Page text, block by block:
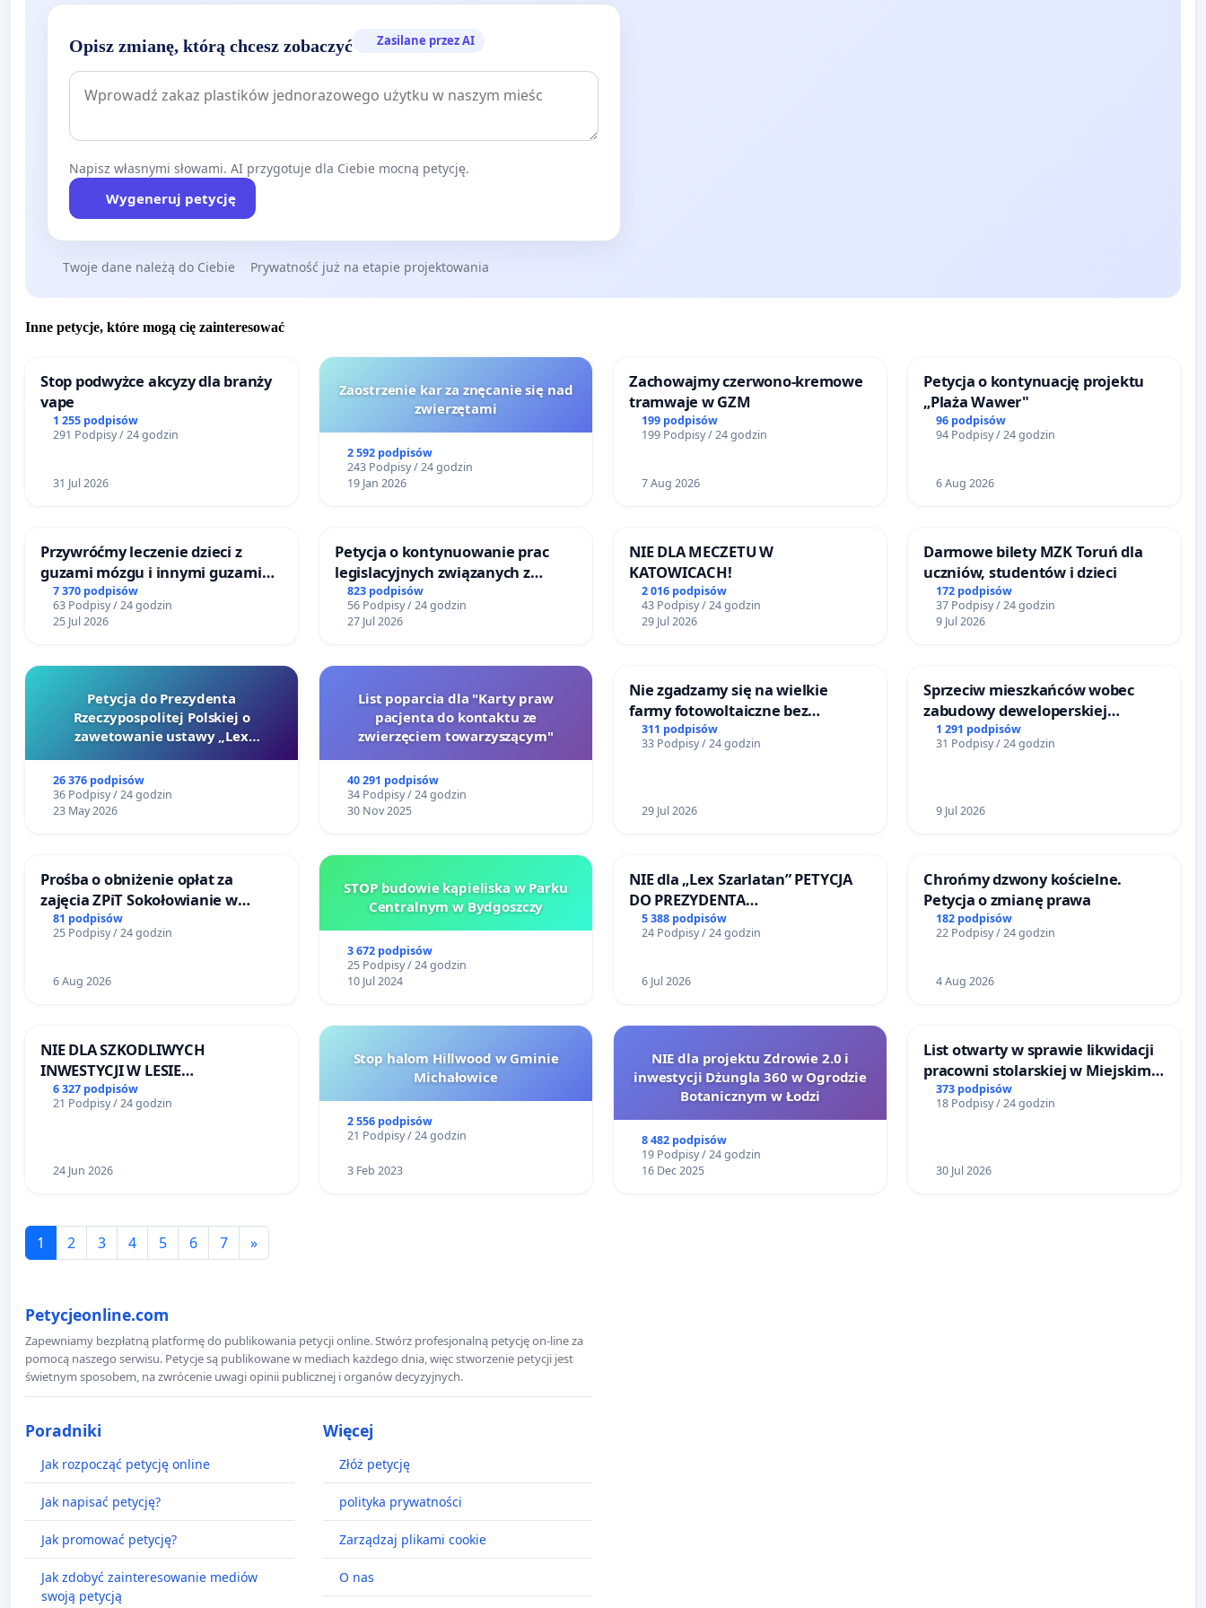
Opisz zmianę, którą chcesz zobaczyć Zasilane przez AI
Napisz własnymi słowami. AI przygotuje dla Ciebie mocną petycję.
Wygeneruj petycję
Twoje dane należą do Ciebie Prywatność już na etapie projektowania
Inne petycje, które mogą cię zainteresować
Stop podwyżce akcyzy dla branży
vape
1 255 podpisów
291 Podpisy / 24 godzin
31 Jul 2026
Zaostrzenie kar za znęcanie się nad
zwierzętami
2 592 podpisów
243 Podpisy / 24 godzin
19 Jan 2026
Zachowajmy czerwono-kremowe
tramwaje w GZM
199 podpisów
199 Podpisy / 24 godzin
7 Aug 2026
Petycja o kontynuację projektu
„Plaża Wawer"
96 podpisów
94 Podpisy / 24 godzin
6 Aug 2026
Przywróćmy leczenie dzieci z
guzami mózgu i innymi guzami
litymi do Górnośląskiego
Centrum Zdrowia Dziecka w
Katowicach
7 370 podpisów
63 Podpisy / 24 godzin
25 Jul 2026
Petycja o kontynuowanie prac
legislacyjnych związanych z
reformą prawa rodzinnego
823 podpisów
56 Podpisy / 24 godzin
27 Jul 2026
NIE DLA MECZETU W
KATOWICACH!
2 016 podpisów
43 Podpisy / 24 godzin
29 Jul 2026
Darmowe bilety MZK Toruń dla
uczniów, studentów i dzieci
172 podpisów
37 Podpisy / 24 godzin
9 Jul 2026
Petycja do Prezydenta
Rzeczypospolitej Polskiej o
zawetowanie ustawy „Lex
26 376 podpisów
36 Podpisy / 24 godzin
23 May 2026
List poparcia dla "Karty praw
pacjenta do kontaktu ze
zwierzęciem towarzyszącym"
40 291 podpisów
34 Podpisy / 24 godzin
30 Nov 2025
Nie zgadzamy się na wielkie
farmy fotowoltaiczne bez
rzetelnych analiz i akceptacji
mieszkańców
311 podpisów
33 Podpisy / 24 godzin
29 Jul 2026
Sprzeciw mieszkańców wobec
zabudowy deweloperskiej
terenow zielonych w rejonie
Bulwarów Straceńskich w Bielsku-
1 291 podpisów
31 Podpisy / 24 godzin
9 Jul 2026
Prośba o obniżenie opłat za
zajęcia ZPiT Sokołowianie w
Sokołowskim Ośrodku Kultury
81 podpisów
25 Podpisy / 24 godzin
6 Aug 2026
STOP budowie kąpieliska w Parku
Centralnym w Bydgoszczy
3 672 podpisów
25 Podpisy / 24 godzin
10 Jul 2024
NIE dla „Lex Szarlatan” PETYCJA
DO PREZYDENTA
RZECZYPOSPOLITEJ POLSKIEJ
5 388 podpisów
24 Podpisy / 24 godzin
6 Jul 2026
Chrońmy dzwony kościelne.
Petycja o zmianę prawa
182 podpisów
22 Podpisy / 24 godzin
4 Aug 2026
NIE DLA SZKODLIWYCH
INWESTYCJI W LESIE
ŁAGIEWNICKIM I ARTURÓWKU
6 327 podpisów
21 Podpisy / 24 godzin
24 Jun 2026
Stop halom Hillwood w Gminie
Michałowice
2 556 podpisów
21 Podpisy / 24 godzin
3 Feb 2023
NIE dla projektu Zdrowie 2.0 i
inwestycji Dżungla 360 w Ogrodzie
Botanicznym w Łodzi
8 482 podpisów
19 Podpisy / 24 godzin
16 Dec 2025
List otwarty w sprawie likwidacji
pracowni stolarskiej w Miejskim
Teatrze Miniatura w Gdańsku
373 podpisów
18 Podpisy / 24 godzin
30 Jul 2026
1 2 3 4 5 6 7 »
Petycjeonline.com
Zapewniamy bezpłatną platformę do publikowania petycji online. Stwórz profesjonalną petycję on-line za
pomocą naszego serwisu. Petycje są publikowane w mediach każdego dnia, więc stworzenie petycji jest
świetnym sposobem, na zwrócenie uwagi opinii publicznej i organów decyzyjnych.
Poradniki
Jak rozpocząć petycję online
Jak napisać petycję?
Jak promować petycję?
Jak zdobyć zainteresowanie mediów
swoją petycją
Więcej
Złóż petycję
polityka prywatności
Zarządzaj plikami cookie
O nas